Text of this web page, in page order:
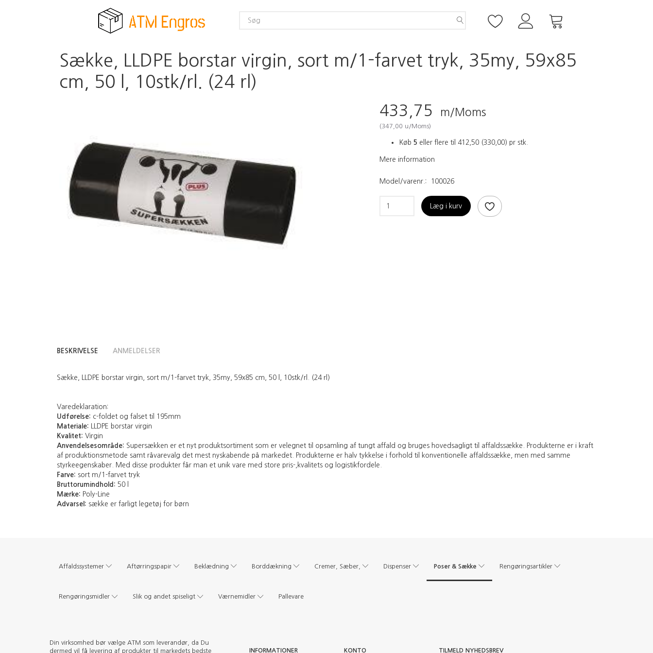
Sække, LLDPE borstar virgin, sort m/1-farvet tryk, 35my, 59x85
cm, 50 l, 10stk/rl. (24 rl)
433,75 m/Moms
(347,00 u/Moms)
Køb 5 eller flere til 412,50 (330,00) pr stk.
Mere information
Model/varenr.: 100026
Læg i kurv
BESKRIVELSE ANMELDELSER
Sække, LLDPE borstar virgin, sort m/1-farvet tryk, 35my, 59x85 cm, 50 l, 10stk/rl. (24 rl)
Varedeklaration:
Udførelse: c-foldet og falset til 195mm
Materiale: LLDPE borstar virgin
Kvalitet: Virgin
Anvendelsesområde: Supersækken er et nyt produktsortiment som er velegnet til opsamling af tungt affald og bruges hovedsagligt til affaldssække. Produkterne er i kraft
af produktionsmetode samt råvarevalg det mest nyskabende på markedet. Produkterne er halv tykkelse i forhold til konventionelle affaldssække, men med samme
styrkeegenskaber. Med disse produkter får man et unik vare med store pris-,kvalitets og logistikfordele.
Farve: sort m/1-farvet tryk
Bruttorumindhold: 50 l
Mærke: Poly-Line
Advarsel: sække er farligt legetøj for børn
Affaldssystemer Aftørringspapir Beklædning Borddækning Cremer, Sæber, Dispenser Poser & Sække Rengøringsartikler
Rengøringsmidler Slik og andet spiseligt Værnemidler Pallevare
Din virksomhed bør vælge ATM som leverandør, da Du
dermed vil få levering af produkter til markedets bedste
INFORMATIONER KONTO TILMELD NYHEDSBREV